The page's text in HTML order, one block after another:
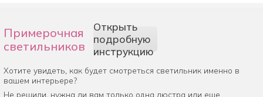
Примерочная
светильников
Открыть
подробную
инструкцию
Хотите увидеть, как будет смотреться светильник именно в
вашем интерьере?
Не решили, нужна ли вам только одна люстра или еще